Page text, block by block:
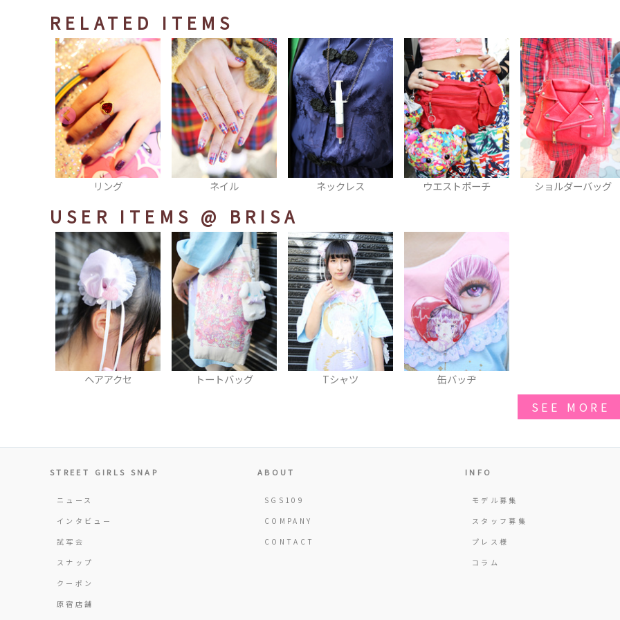
RELATED ITEMS
ネイル ネックレス ウエストポーチ ショルダーバッグ カーディガン
USER ITEMS @ BRISA
ヘアアクセ トートバッグ Tシャツ 缶バッヂ
SEE MORE
STREET GIRLS SNAP
ニュース
インタビュー
試写会
スナップ
クーポン
原宿店舗
ABOUT
SGS109
COMPANY
CONTACT
INFO
モデル募集
スタッフ募集
プレス様
コラム